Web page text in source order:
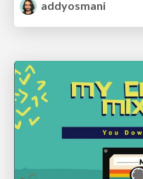
addyosmani